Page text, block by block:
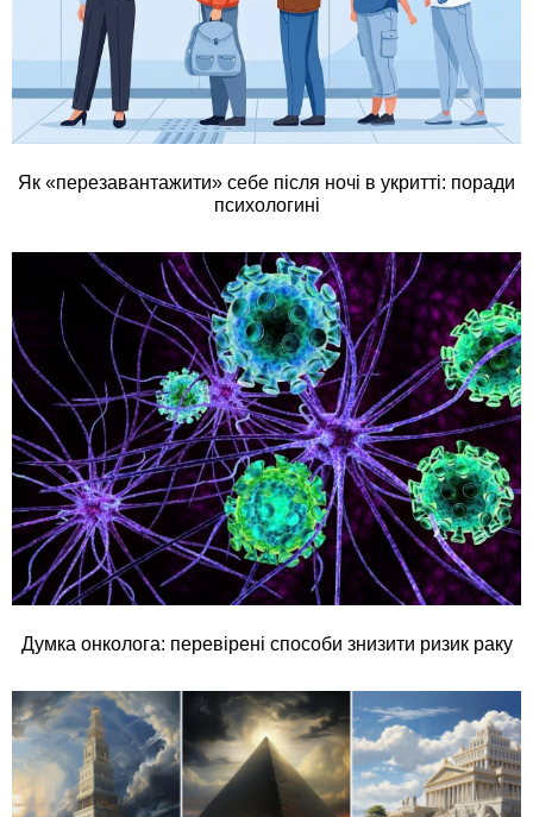
Як «перезавантажити» себе після ночі в укритті: поради
психологині
Думка онколога: перевірені способи знизити ризик раку